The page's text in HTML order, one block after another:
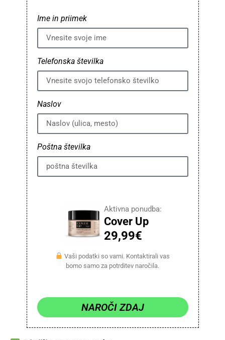
Ime in priimek
Telefonska številka
Naslov
Poštna številka
Aktivna ponudba:
Cover Up
29,99€
Vaši podatki so varni. Kontaktirali vas
bomo samo za potrditev naročila.
NAROČI ZDAJ